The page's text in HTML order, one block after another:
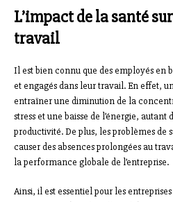
L’impact de la santé
travail
Il est bien connu que des employés en
et engagés dans leur travail. En effet,
entraîner une diminution de la
stress et une baisse de l’énergie,
productivité. De plus, les problèmes de
causer des absences prolongées au
la performance globale de l’entreprise.
Ainsi, il est essentiel pour les entreprises